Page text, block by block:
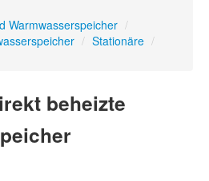
Warmwasserspeicher /
/ Stationäre /
beheizte